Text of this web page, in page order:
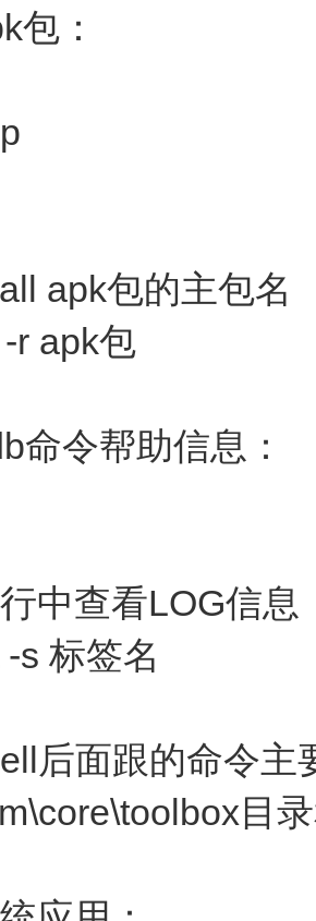
包：
apk包的主包名
r apk包
命令帮助信息：
中查看LOG信息
s 标签名
后面跟的命令主
目